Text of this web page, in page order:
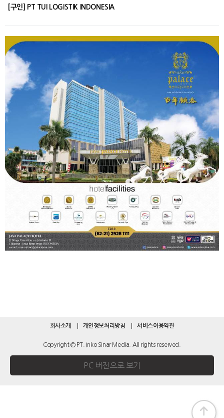
[구인] PT TUI LOGISTIK INDONESIA
회사소개 개인정보처리방침 서비스이용약관
Copyright © PT. Inko Sinar Media. All rights reserved.
PC 버전으로 보기